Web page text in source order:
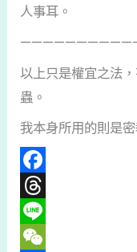
人事耳。
以上只是權宜之法
蟲。
我本身所用的則是
F
a
c
T
h
L